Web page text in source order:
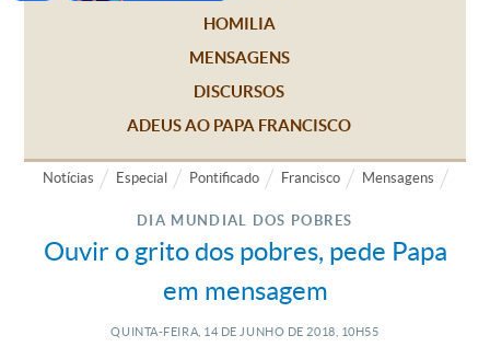
HOMILIA
MENSAGENS
DISCURSOS
ADEUS AO PAPA FRANCISCO
Notícias Especial Pontificado Francisco Mensagens
DIA MUNDIAL DOS POBRES
Ouvir o grito dos pobres, pede Papa
em mensagem
QUINTA-FEIRA, 14 DE JUNHO DE 2018, 10H55